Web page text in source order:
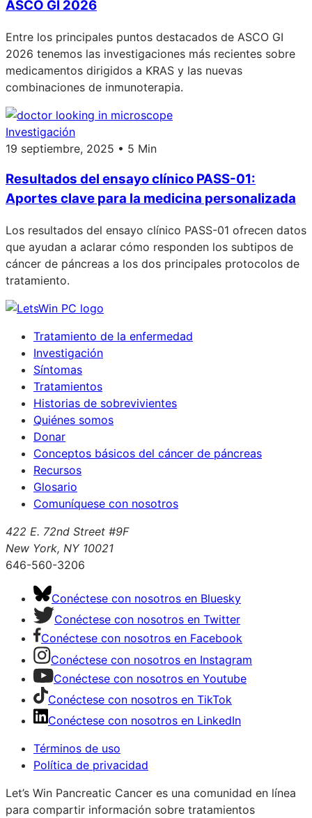
ASCO GI 2026
Entre los principales puntos destacados de ASCO GI
2026 tenemos las investigaciones más recientes sobre
medicamentos dirigidos a KRAS y las nuevas
combinaciones de inmunoterapia.
Investigación
19 septiembre, 2025 • 5 Min
Resultados del ensayo clínico PASS-01:
Aportes clave para la medicina personalizada
Los resultados del ensayo clínico PASS-01 ofrecen datos
que ayudan a aclarar cómo responden los subtipos de
cáncer de páncreas a los dos principales protocolos de
tratamiento.
Tratamiento de la enfermedad
Investigación
Síntomas
Tratamientos
Historias de sobrevivientes
Quiénes somos
Donar
Conceptos básicos del cáncer de páncreas
Recursos
Glosario
Comuníquese con nosotros
422 E. 72nd Street #9F
New York, NY 10021
646-560-3206
Conéctese con nosotros en Bluesky
Conéctese con nosotros en Twitter
Conéctese con nosotros en Facebook
Conéctese con nosotros en Instagram
Conéctese con nosotros en Youtube
Conéctese con nosotros en TikTok
Conéctese con nosotros en LinkedIn
Términos de uso
Política de privacidad
Let’s Win Pancreatic Cancer es una comunidad en línea
para compartir información sobre tratamientos